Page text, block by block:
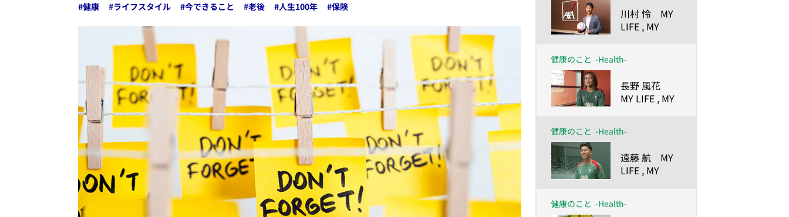
#健康 #ライフスタイル #今できること #老後 #人生100年 #保険
​川村 怜 MY
LIFE , MY
が、私を強く
健康のこと -Health-
​長野 風花
MY LIFE , MY
が、私を強く
したー
健康のこと -Health-
​遠藤 航 MY
LIFE , MY
が、私を強く
健康のこと -Health-